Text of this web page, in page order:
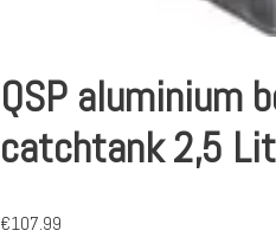
QSP aluminium
catchtank 2,5
€107.99